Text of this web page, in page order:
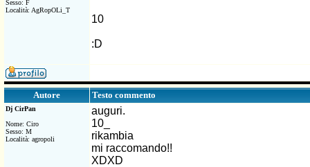
Sesso: F
Località: AgRopOLi_T
10
:D
Autore Testo commento
Dj CirPan
Nome: Ciro
Sesso: M
Località: agropoli
auguri.
10_
rikambia
mi raccomando!!
XDXD